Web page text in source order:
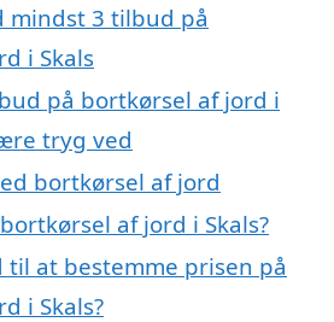
3 tilbud på
i Skals
på bortkørsel af jord i
tryg ved
bortkørsel af jord
af jord i Skals?
til at bestemme prisen på
i Skals?